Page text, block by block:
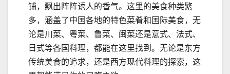
铺，飘出阵阵诱人的香气。这里的美食种类繁
多，涵盖了中国各地的特色菜肴和国际美食，无
论是川菜、粤菜、鲁菜、闽菜还是意式、法式、
日式等各国料理，都能在这里找到。无论是东方
传统美食的追求，还是西方现代料理的探索，这